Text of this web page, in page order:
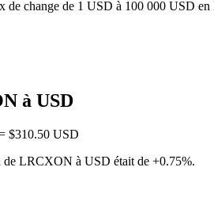
de change de 1 USD à 100 000 USD
à USD
$310.50 USD
de LRCXON à USD était de +0.75%.